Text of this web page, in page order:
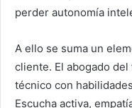
perder autonomía
A ello se suma un
cliente. El abogado
técnico con
Escucha activa,